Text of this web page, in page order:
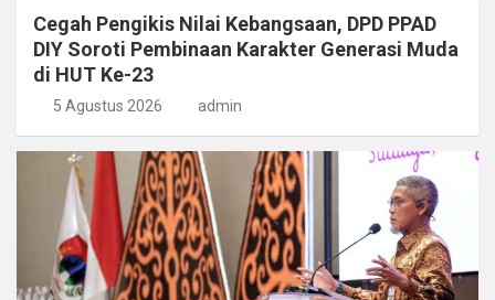
Cegah Pengikis Nilai Kebangsaan, DPD PPAD
DIY Soroti Pembinaan Karakter Generasi Muda
di HUT Ke-23
5 Agustus 2026 admin